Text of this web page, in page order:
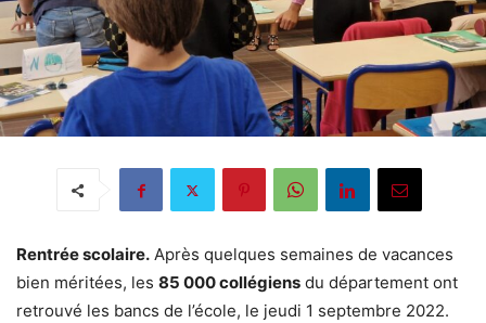
Rentrée scolaire. Après quelques semaines de vacances
bien méritées, les 85 000 collégiens du département ont
retrouvé les bancs de l’école, le jeudi 1 septembre 2022.